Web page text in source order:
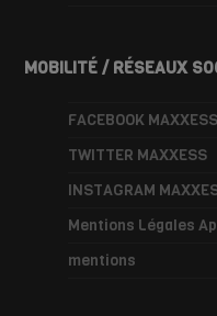
MOBILITÉ / RÉSEAUX
FACEBOOK MAXXESS
TWITTER MAXXESS
INSTAGRAM
Mentions Légales
mentions